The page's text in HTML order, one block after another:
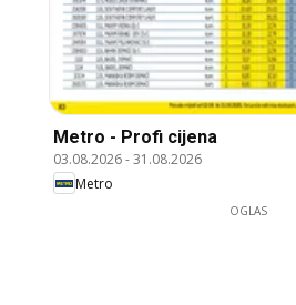
Metro - Profi cijena
03.08.2026-31.08.2026
Metro
OGLAS